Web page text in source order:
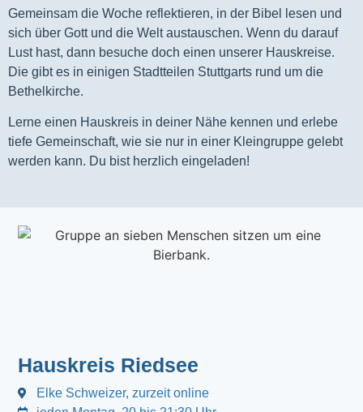
Gemeinsam die Woche reflektieren, in der Bibel lesen und
sich über Gott und die Welt austauschen. Wenn du darauf
Lust hast, dann besuche doch einen unserer Hauskreise.
Die gibt es in einigen Stadtteilen Stuttgarts rund um die
Bethelkirche.
Lerne einen Hauskreis in deiner Nähe kennen und erlebe
tiefe Gemeinschaft, wie sie nur in einer Kleingruppe gelebt
werden kann. Du bist herzlich eingeladen!
Hauskreis Riedsee
Elke Schweizer, zurzeit online